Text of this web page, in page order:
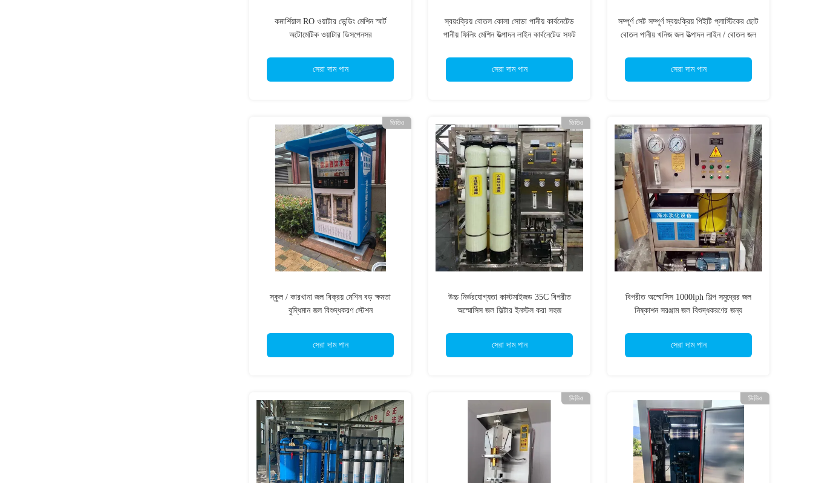
কমার্শিয়াল RO ওয়াটার ভেন্ডিং মেশিন স্মার্ট
অটোমেটিক ওয়াটার ডিসপেনসর
সেরা দাম পান
স্বয়ংক্রিয় বোতল কোলা সোডা পানীয় কার্বনেটেড
পানীয় ফিলিং মেশিন উত্পাদন লাইন কার্বনেটেড সফট
সেরা দাম পান
সম্পূর্ণ সেট সম্পূর্ণ স্বয়ংক্রিয় পিইটি প্লাস্টিকের ছোট
বোতল পানীয় খনিজ জল উত্পাদন লাইন / বোতল জল
সেরা দাম পান
ভিডিও
স্কুল / কারখানা জল বিক্রয় মেশিন বড় ক্ষমতা
বুদ্ধিমান জল বিশুদ্ধকরণ স্টেশন
সেরা দাম পান
ভিডিও
উচ্চ নির্ভরযোগ্যতা কাস্টমাইজড 35C বিপরীত
অস্মোসিস জল ফিল্টার ইনস্টল করা সহজ
সেরা দাম পান
বিপরীত অস্মোসিস 1000lph শিল্প সমুদ্রের জল
নিষ্কাশন সরঞ্জাম জল বিশুদ্ধকরণের জন্য
সেরা দাম পান
ভিডিও ভিডিও